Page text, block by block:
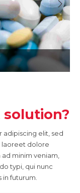
elit, sed
laoreet dolore
minim veniam,
typi, qui nunc
futurum.